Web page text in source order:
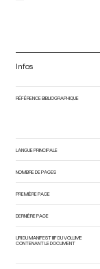
Infos
RÉFÉRENCE BIBLIOGRAPHIQUE
LANGUE PRINCIPALE
NOMBRE DE PAGES
PREMIÈRE PAGE
DERNIÈRE PAGE
URI DU MANIFEST IIIF DU VOLUME
CONTENANT LE DOCUMENT